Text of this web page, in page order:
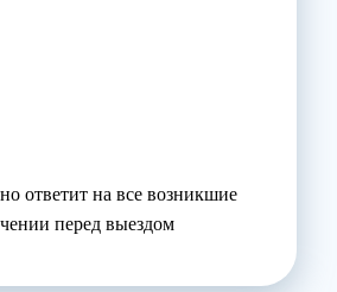
ответит на все возникшие
перед выездом